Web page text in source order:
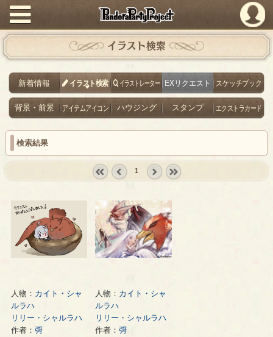
PandoraPartyProject
イラスト検索
新着情報 イラスト検索 イラストレーター EXリクエスト スケッチブック
背景・前景 アイテムアイコン ハウジング スタンプ エクストラカード
検索結果
1
人物： カイト・シャ
ルラハ
リリー・シャルラハ
作者： 彁
人物： カイト・シャ
ルラハ
リリー・シャルラハ
作者：彁